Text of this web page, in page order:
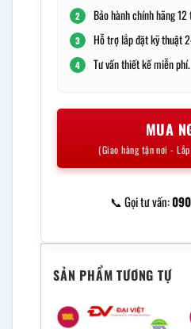
2 Bảo hành chính hãng 12
3 Hỗ trợ lắp đặt kỹ thuật
4 Tư vấn thiết kế miễn phí.
MUA
(Giao hàng tận nơi -
📞 Gọi tư vấn:
SẢN PHẨM TƯƠNG TỰ